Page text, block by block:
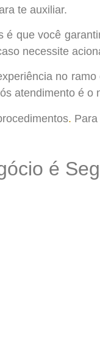
te auxiliar.
que você
necessite
no
atendimento é o
.
é